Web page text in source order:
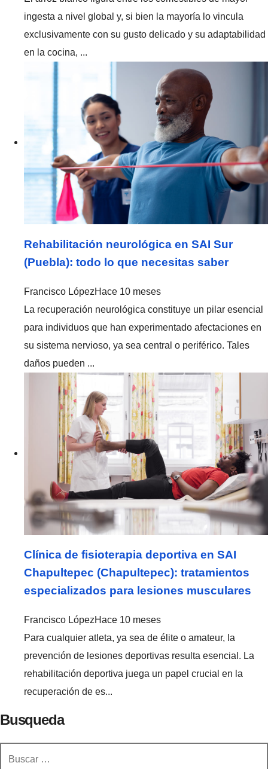
ingesta a nivel global y, si bien la mayoría lo vincula
exclusivamente con su gusto delicado y su adaptabilidad
en la cocina, ...
Rehabilitación neurológica en SAI Sur
(Puebla): todo lo que necesitas saber
Francisco LópezHace 10 meses
La recuperación neurológica constituye un pilar esencial
para individuos que han experimentado afectaciones en
su sistema nervioso, ya sea central o periférico. Tales
daños pueden ...
Clínica de fisioterapia deportiva en SAI
Chapultepec (Chapultepec): tratamientos
especializados para lesiones musculares
Francisco LópezHace 10 meses
Para cualquier atleta, ya sea de élite o amateur, la
prevención de lesiones deportivas resulta esencial. La
rehabilitación deportiva juega un papel crucial en la
recuperación de es...
Busqueda